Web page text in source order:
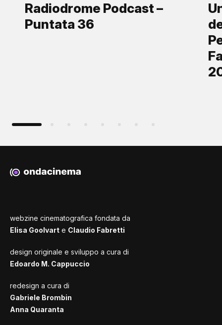
Radiodrome Podcast –
Puntata 36
webzine cinematografica fondata da
Elisa Goolvart e Claudio Fabretti
design originale e sviluppo a cura di
Edoardo M. Cappuccio
redesign a cura di
Gabriele Brombin
Anna Quaranta